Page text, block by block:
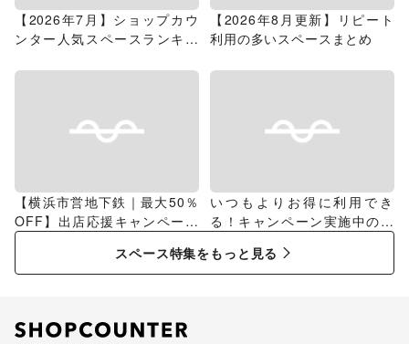
【2026年7月】ショップカウ
ンター人気スペースランキン
【2026年8月更新】リピート
利用の多いスペースまとめ
【横浜市営地下鉄｜最大50％
OFF】出店応援キャンペーン
特集
いつもよりお得に利用でき
る！キャンペーン実施中のス
スペース特集をもっと見る